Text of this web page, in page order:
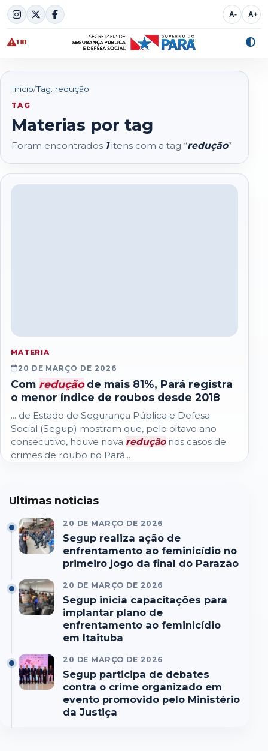
Skip
to
content
A- A+
181
Inicio/Tag: redução
TAG
Materias por tag
Foram encontrados 1itens com a tag “redução”
MATERIA
20 DE MARÇO DE 2026
Com reduçãode mais 81%, Pará registra
o menor índice de roubos desde 2018
... de Estado de Segurança Pública e Defesa
Social (Segup) mostram que, pelo oitavo ano
consecutivo, houve nova reduçãonos casos de
crimes de roubo no Pará...
Ultimas noticias
20 DE MARÇO DE 2026
Segup realiza ação de
enfrentamento ao feminicídio no
primeiro jogo da final do Parazão
20 DE MARÇO DE 2026
Segup inicia capacitações para
implantar plano de
enfrentamento ao feminicídio
em Itaituba
20 DE MARÇO DE 2026
Segup participa de debates
contra o crime organizado em
evento promovido pelo Ministério
da Justiça